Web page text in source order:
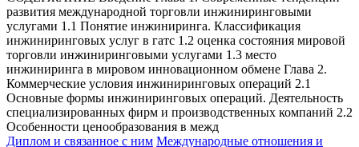
развития международной торговли инжиниринговыми
услугами 1.1 Понятие инжиниринга. Классификация
инжиниринговых услуг в гатс 1.2 оценка состояния мировой
торговли инжиниринговыми услугами 1.3 место
инжиниринга в мировом инновационном обмене Глава 2.
Коммерческие условия инжиниринговых операций 2.1
Основные формы инжиниринговых операций. Деятельность
специализированных фирм и производственных компаний 2.2
Особенности ценообразования в межд
Диплом и связанное с ним Международные отношения и